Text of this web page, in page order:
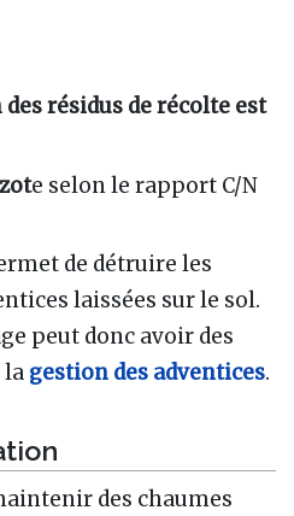
résidus de récolte est
e selon le rapport C/N
de détruire les
laissées sur le sol.
peut donc avoir des
la gestion des adventices.
des chaumes